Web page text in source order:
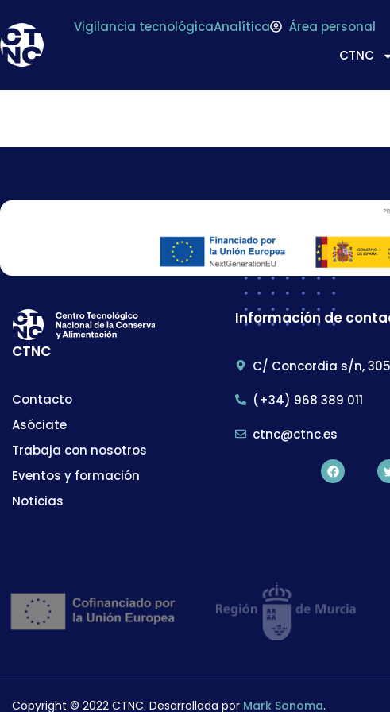
Vigilancia tecnológicaAnalítica
Área personal
CTNC
CTNC
Contacto
Asóciate
Trabaja con nosotros
Eventos y formación
Noticias
Información de
C/ Concordia s/n,
(+34) 968 389 011
ctnc@ctnc.es
Copyright © 2022 CTNC. Desarrollada por Mark Sonoma.